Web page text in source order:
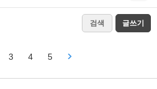
검색 글쓰기
3 4 5